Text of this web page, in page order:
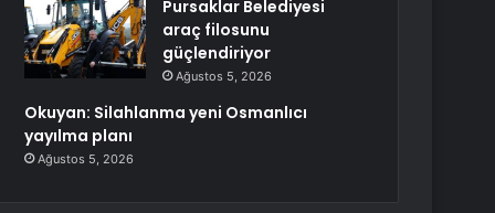
Pursaklar Belediyesi
araç filosunu
güçlendiriyor
Ağustos 5, 2026
Okuyan: Silahlanma yeni Osmanlıcı
yayılma planı
Ağustos 5, 2026